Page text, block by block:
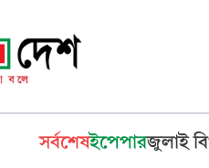
সর্বশেষইপেপারজুলাই